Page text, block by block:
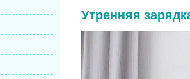
Утренняя